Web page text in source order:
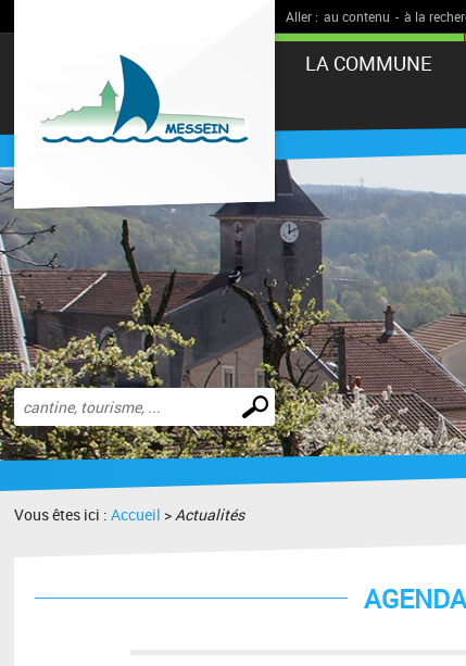
Aller : au contenu - à la
LA COMMUNE
Effectuer
une
recherche
Vous êtes ici :Accueil >Actualités